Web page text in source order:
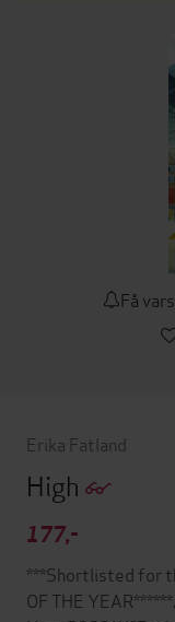
Få
Erika Fatland
High
177,-
***Shortlisted for
OF THE